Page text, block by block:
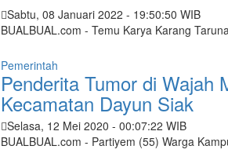
Sabtu, 08 Januari 2022 - 19:50:50 WIB
BUALBUAL.com - Temu Karya Karang
Pemerintah
Penderita Tumor di Wajah
Kecamatan Dayun Siak
Selasa, 12 Mei 2020 - 00:07:22 WIB
BUALBUAL.com - Partiyem (55) Warga